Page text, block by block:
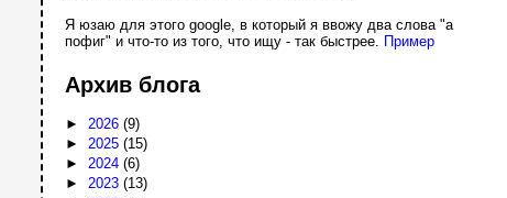
Я юзаю для этого google, в который я ввожу два слова "а
пофиг" и что-то из того, что ищу - так быстрее. Пример
Архив блога
► 2026(9)
► 2025(15)
►2024(6)
►2023(13)